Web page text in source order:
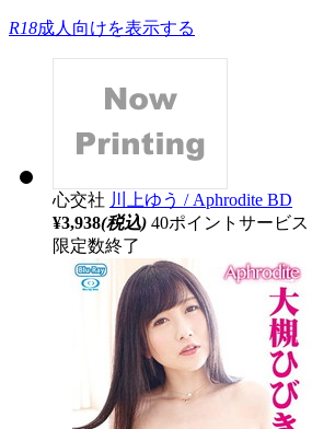
R18成人向けを表示する
心交社 川上ゆう / Aphrodite BD
¥3,938(税込) 40ポイントサービス
限定数終了